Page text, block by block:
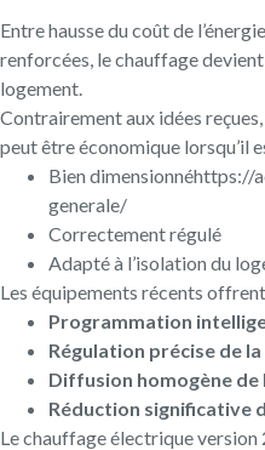
Entre hausse du coût de
renforcées, le chauffage
logement.
Contrairement aux idées
peut être économique lorsqu’il
Bien
generale/
Correctement régulé
Adapté à l’isolation du
Les équipements récents
Programmation
Régulation précise de
Diffusion homogène de
Réduction significative
Le chauffage électrique version